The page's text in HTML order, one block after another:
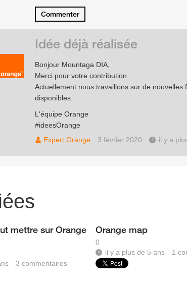
Commenter
Bonjour Mountaga DIA,
Merci pour votre contribution.
Actuellement nous travaillons sur de
disponibles.
L'équipe Orange
#ideesOrange
Expert Orange
3 février 2020 il y a
Idée déjà réalisée
mettre sur Orange
3 commentaires
Orange map
0
il y a plus de 5 ans
1